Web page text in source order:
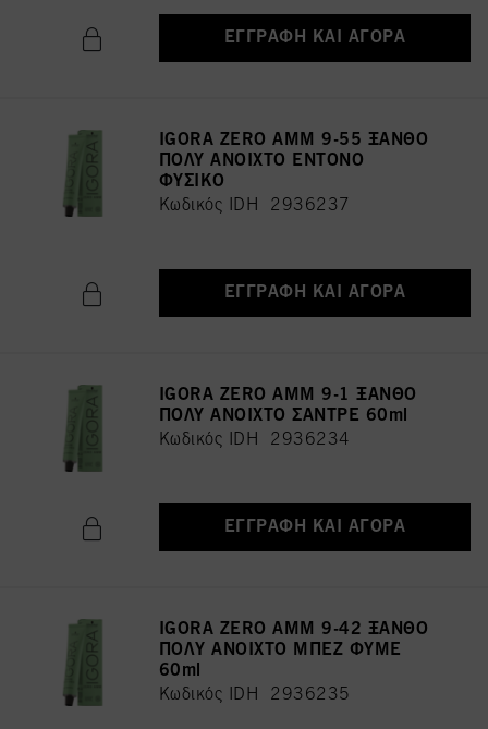
ΕΓΓΡΑΦΉ ΚΑΙ ΑΓΟΡΆ
IGORA ZERO AMM 9-55 ΞΑΝΘΟ
ΠΟΛΥ ΑΝΟΙΧΤΟ ΕΝΤΟΝΟ
ΦΥΣΙΚΟ
Κωδικός IDH 2936237
ΕΓΓΡΑΦΉ ΚΑΙ ΑΓΟΡΆ
IGORA ZERO AMM 9-1 ΞΑΝΘΟ
ΠΟΛΥ ΑΝΟΙΧΤΟ ΣΑΝΤΡΕ 60ml
Κωδικός IDH 2936234
ΕΓΓΡΑΦΉ ΚΑΙ ΑΓΟΡΆ
IGORA ZERO AMM 9-42 ΞΑΝΘΟ
ΠΟΛY ΑΝΟΙΧΤΟ ΜΠΕΖ ΦΥΜΕ
60ml
Κωδικός IDH 2936235